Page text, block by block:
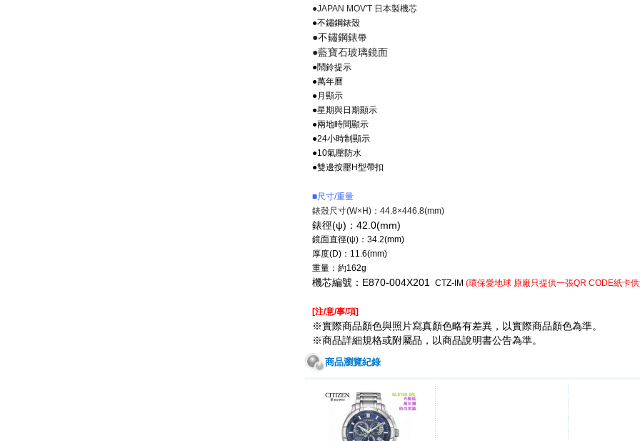
●JAPAN MOV'T 日本製機芯
●不鏽鋼錶殼
●不鏽鋼錶帶
●藍寶石玻璃鏡面
●鬧鈴提示
●萬年曆
●月顯示
●星期與日期顯示
●兩地時間顯示
●24小時制顯示
●10氣壓防水
●雙邊按壓H型帶扣
■尺寸/重量
錶殼尺寸(W×H)：44.8×446.8(mm)
錶徑(ψ)：42.0(mm)
鏡面直徑(ψ)：34.2(mm)
厚度(D)：11.6(mm)
重量：約162g
機芯編號：E870-004X201 CTZ-IM (環保愛地球 原廠只提供一張QR CODE紙卡
[注/意/事/項]
※實際商品顏色與照片寫真顏色略有差異，以實際商品顏色為準。
※商品詳細規格或附屬品，以商品說明書公告為準。
商品瀏覽紀錄